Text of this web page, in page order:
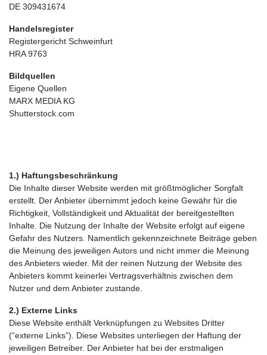
DE 309431674
Handelsregister
Registergericht Schweinfurt
HRA 9763
Bildquellen
Eigene Quellen
MARX MEDIA KG
Shutterstock.com
1.) Haftungsbeschränkung
Die Inhalte dieser Website werden mit größtmöglicher Sorgfalt
erstellt. Der Anbieter übernimmt jedoch keine Gewähr für die
Richtigkeit, Vollständigkeit und Aktualität der bereitgestellten
Inhalte. Die Nutzung der Inhalte der Website erfolgt auf eigene
Gefahr des Nutzers. Namentlich gekennzeichnete Beiträge geben
die Meinung des jeweiligen Autors und nicht immer die Meinung
des Anbieters wieder. Mit der reinen Nutzung der Website des
Anbieters kommt keinerlei Vertragsverhältnis zwischen dem
Nutzer und dem Anbieter zustande.
2.) Externe Links
Diese Website enthält Verknüpfungen zu Websites Dritter
(“externe Links”). Diese Websites unterliegen der Haftung der
jeweiligen Betreiber. Der Anbieter hat bei der erstmaligen